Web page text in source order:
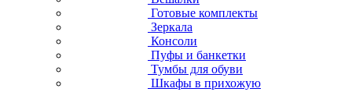
Готовые комплекты
Зеркала
Консоли
Пуфы и банкетки
Тумбы для обуви
Шкафы в прихожую